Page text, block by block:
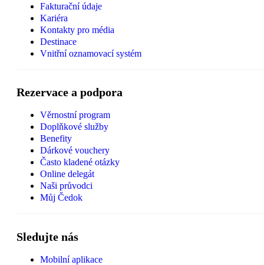
Fakturační údaje
Kariéra
Kontakty pro média
Destinace
Vnitřní oznamovací systém
Rezervace a podpora
Věrnostní program
Doplňkové služby
Benefity
Dárkové vouchery
Často kladené otázky
Online delegát
Naši průvodci
Můj Čedok
Sledujte nás
Mobilní aplikace